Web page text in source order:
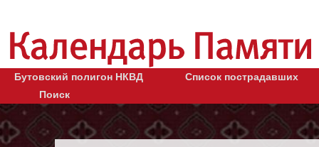
Бутовский полигон НКВД
Список пострадавших
Поиск